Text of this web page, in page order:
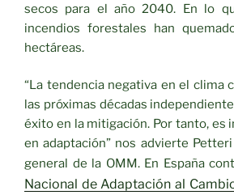
secos para el año 2040. En lo
incendios forestales han
hectáreas.
“La tendencia negativa en el clima
las próximas décadas
éxito en la mitigación. Por tanto,
en adaptación” nos advierte
general de la OMM. En España
Nacional de Adaptación al